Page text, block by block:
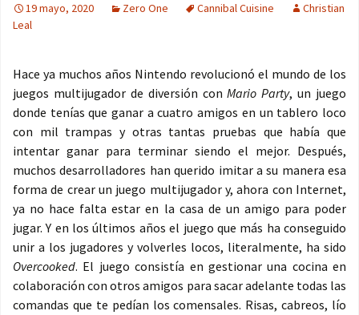
19 mayo, 2020 Zero One Cannibal Cuisine
Christian
Leal
Hace ya muchos años Nintendo revolucionó el mundo de los
juegos multijugador de diversión conMario Party, un juego
donde tenías que ganar a cuatro amigos en un tablero loco
con mil trampas y otras tantas pruebas que había que
intentar ganar para terminar siendo el mejor. Después,
muchos desarrolladores han querido imitar a su manera esa
forma de crear un juego multijugador y, ahora con Internet,
ya no hace falta estar en la casa de un amigo para poder
jugar. Y en los últimos años el juego que más ha conseguido
unir a los jugadores y volverles locos, literalmente, ha sido
Overcooked. El juego consistía en gestionar una cocina en
colaboración con otros amigos para sacar adelante todas las
comandas que te pedían los comensales. Risas, cabreos, lío